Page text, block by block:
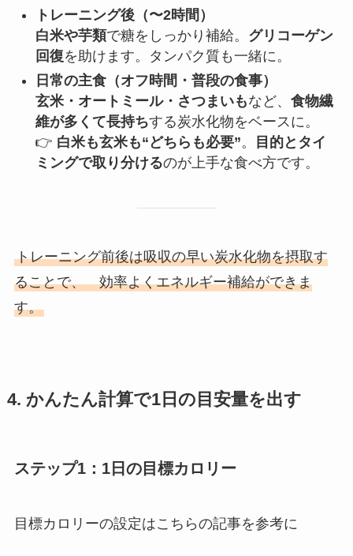
トレーニング後（〜2時間）
白米や芋類で糖をしっかり補給。 グリコーゲン
回復を助けます。タンパク質も一緒に。
日常の主食（オフ時間・普段の食事）
玄米・オートミール・さつまいもなど、 食物繊
維が多くて長持ちする炭水化物をベースに。
👉 白米も玄米も“どちらも必要”。
目的とタイ
ミングで取り分けるのが上手な食べ方です。
トレーニング前後は吸収の早い炭水化物を摂取す
ることで、 効率よくエネルギー補給ができま
す。
4. かんたん計算で1日の目安量を出す
ステップ1：1日の目標カロリー
目標カロリーの設定はこちらの記事を参考に